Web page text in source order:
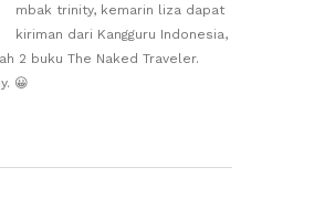
mbak trinity, kemarin liza dapat
kiriman dari Kangguru Indonesia,
2 buku The Naked Traveler.
😀